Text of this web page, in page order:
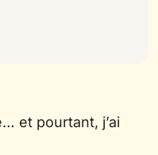
et pourtant, j’ai